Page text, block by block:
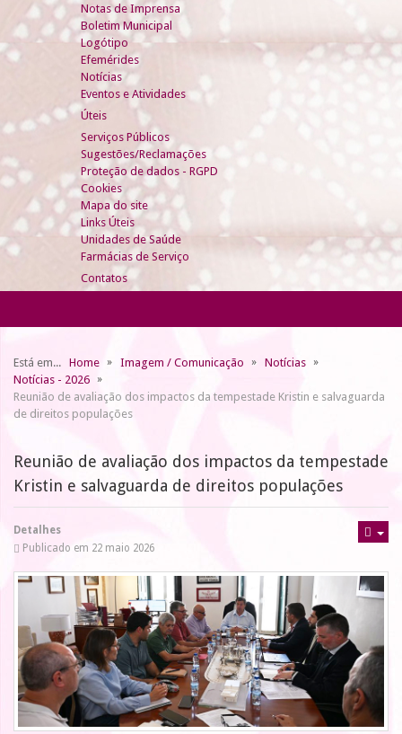
Notas de Imprensa
Boletim Municipal
Logótipo
Efemérides
Notícias
Eventos e Atividades
Úteis
Serviços Públicos
Sugestões/Reclamações
Proteção de dados - RGPD
Cookies
Mapa do site
Links Úteis
Unidades de Saúde
Farmácias de Serviço
Contatos
Está em... Home Imagem / Comunicação
Notícias
Notícias - 2026
Reunião de avaliação dos impactos da tempestade Kristin e salvaguarda
de direitos populações
Reunião de avaliação dos impactos da tempestade
Kristin e salvaguarda de direitos populações
Detalhes
Publicado em 22 maio 2026